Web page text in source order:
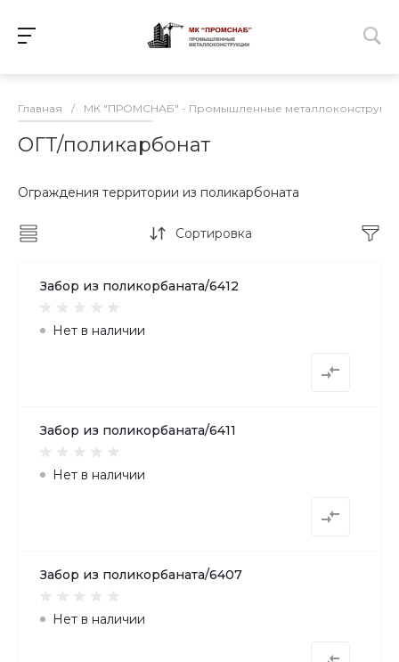
Главная / МК "ПРОМСНАБ" - Промышленные
ОГТ/поликарбонат
Ограждения территории из поликарбоната
Сортировка
Забор из поликорбаната/6412
Нет в наличии
Забор из поликорбаната/6411
Нет в наличии
Забор из поликорбаната/6407
Нет в наличии